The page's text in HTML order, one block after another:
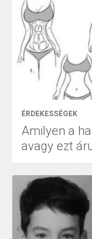
ÉRDEKESSÉGEK
Amilyen a
avagy ezt